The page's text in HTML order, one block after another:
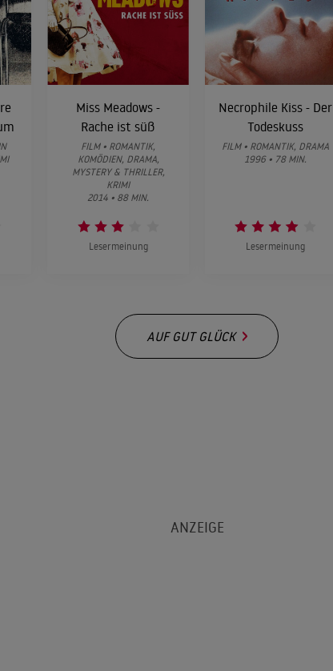
Miss Meadows -
Rache ist süß
FILM • ROMANTIK,
KOMÖDIEN, DRAMA,
MYSTERY & THRILLER,
KRIMI
2014 • 88 MIN.
Lesermeinung
Necrophile Kiss - Der
Todeskuss
FILM • ROMANTIK, DRAMA
1996 • 78 MIN.
Lesermeinung
AUF GUT GLÜCK